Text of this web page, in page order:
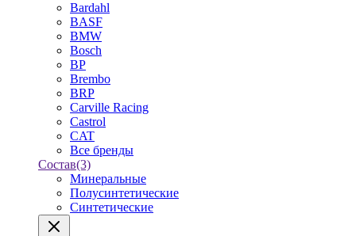
Bardahl
BASF
BMW
Bosch
BP
Brembo
BRP
Carville Racing
Castrol
CAT
Все бренды
Состав(3)
Минеральные
Полусинтетические
Синтетические